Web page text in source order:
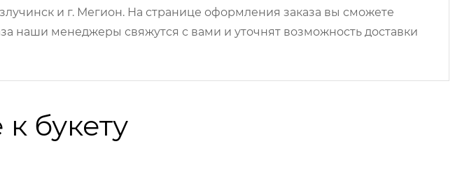
и г. Мегион. На странице оформления заказа вы сможете
наши менеджеры свяжутся с вами и уточнят возможность доставки
букету